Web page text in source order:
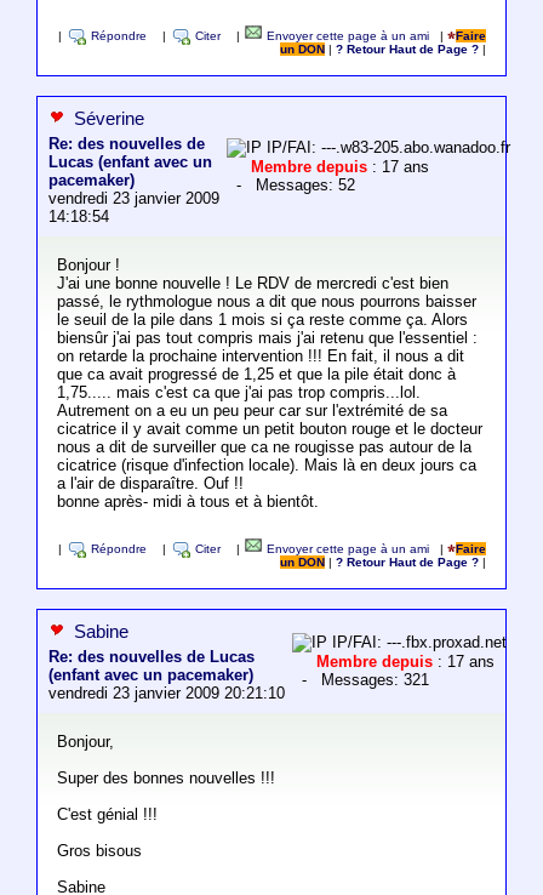
Répondre Citer Envoyer cette page à un ami |
Faire
un DON
|? Retour Haut de Page ?
Séverine
Re: des nouvelles de
Lucas (enfant avec un
pacemaker)
vendredi 23 janvier 2009
14:18:54
IP/FAI: ---.w83-205.abo.wanadoo.fr
Membre depuis : 17 ans
- Messages: 52
Bonjour !
J'ai une bonne nouvelle ! Le RDV de mercredi c'est bien
passé, le rythmologue nous a dit que nous pourrons baisser
le seuil de la pile dans 1 mois si ça reste comme ça. Alors
biensûr j'ai pas tout compris mais j'ai retenu que l'essentiel :
on retarde la prochaine intervention !!! En fait, il nous a dit
que ca avait progressé de 1,25 et que la pile était donc à
1,75..... mais c'est ca que j'ai pas trop compris...lol.
Autrement on a eu un peu peur car sur l'extrémité de sa
cicatrice il y avait comme un petit bouton rouge et le docteur
nous a dit de surveiller que ca ne rougisse pas autour de la
cicatrice (risque d'infection locale). Mais là en deux jours ca
a l'air de disparaître. Ouf !!
bonne après- midi à tous et à bientôt.
Répondre Citer Envoyer cette page à un ami |
Faire
un DON
|? Retour Haut de Page ?
Sabine
Re: des nouvelles de Lucas
(enfant avec un pacemaker)
vendredi 23 janvier 2009 20:21:10
IP/FAI: ---.fbx.proxad.net
Membre depuis : 17 ans
- Messages: 321
Bonjour,
Super des bonnes nouvelles !!!
C'est génial !!!
Gros bisous
Sabine